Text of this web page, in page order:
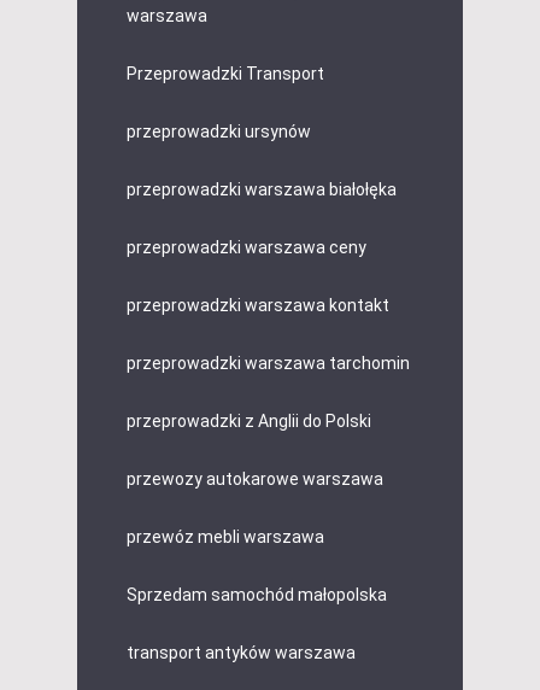
warszawa
Przeprowadzki Transport
przeprowadzki ursynów
przeprowadzki warszawa białołęka
przeprowadzki warszawa ceny
przeprowadzki warszawa kontakt
przeprowadzki warszawa tarchomin
przeprowadzki z Anglii do Polski
przewozy autokarowe warszawa
przewóz mebli warszawa
Sprzedam samochód małopolska
transport antyków warszawa